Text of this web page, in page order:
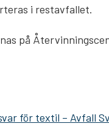
i restavfallet.
på
för textil – Avfall